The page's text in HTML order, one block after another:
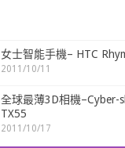
女士智能手機– HTC
2011/10/11
全球最薄3D相機–Cyber-
TX55
2011/10/17